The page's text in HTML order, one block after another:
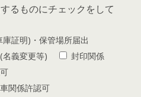
るものにチェックをして
証明)・保管場所届出
名義変更等)
封印関係
関係許認可